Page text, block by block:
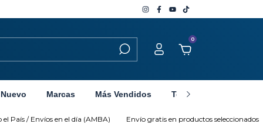
0
Marcas Más Vendidos Tecnología
/ Envíos en el día (AMBA) Envío gratis en productos seleccionados